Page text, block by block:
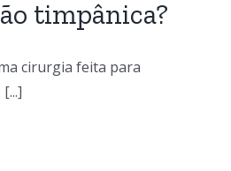
timpânica?
cirurgia feita para